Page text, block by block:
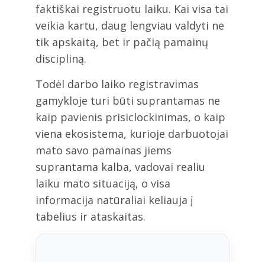
faktiškai registruotu laiku. Kai visa tai
veikia kartu, daug lengviau valdyti ne
tik apskaitą, bet ir pačią pamainų
discipliną.
Todėl darbo laiko registravimas
gamykloje turi būti suprantamas ne
kaip pavienis prisiclockinimas, o kaip
viena ekosistema, kurioje darbuotojai
mato savo pamainas jiems
suprantama kalba, vadovai realiu
laiku mato situaciją, o visa
informacija natūraliai keliauja į
tabelius ir ataskaitas.